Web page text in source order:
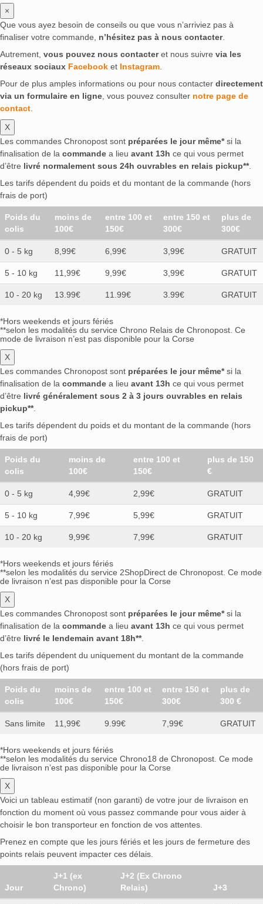
×
Que vous ayez besoin de conseils ou que vous n’arriviez pas à
finaliser votre commande, n’hésitez pas à nous contacter.
Autrement, vous pouvez nous contacteret nous suivre via les
réseaux sociaux Facebook et Instagram
Pour de plus amples informations ou pour nous contacter directement
via un formulaire en ligne , vous pouvez consulter notre page de
contact
X
Les commandes Chronopost sont préparées le jour même*si la
finalisation de la commande a lieu avant 13h ce qui vous permet
d’être livré normalement sous 24h ouvrables en relais pickup**.
Les tarifs dépendent du poids et du montant de la commande (hors
frais de port)
Poids du
colis
moins de
100€
entre 100 et
150€
entre 150 et
300€
plus de
300€
0 - 5 kg 8,99€ 6,99€ 3,99€ GRATUIT
5 - 10 kg 11,99€ 9,99€ 3,99€ GRATUIT
10 - 20 kg 13.99€ 11.99€ 3.99€ GRATUIT
*Hors weekends et jours fériés
**selon les modalités du service Chrono Relais de Chronopost. Ce
mode de livraison n’est pas disponible pour la Corse
X
Les commandes Chronopost sont préparées le jour même*si la
finalisation de la commande a lieu avant 13h ce qui vous permet
d’être livré généralement sous 2 à 3 jours ouvrables en relais
pickup**.
Les tarifs dépendent du poids et du montant de la commande (hors
frais de port)
Poids du
colis
moins de
100€
entre 100 et
150€
plus de 150
€
0 - 5 kg 4,99€ 2,99€ GRATUIT
5 - 10 kg 7,99€ 5,99€ GRATUIT
10 - 20 kg 9,99€ 7,99€ GRATUIT
*Hors weekends et jours fériés
**selon les modalités du service 2ShopDirect de Chronopost. Ce mode
de livraison n’est pas disponible pour la Corse
X
Les commandes Chronopost sont préparées le jour même*si la
finalisation de la commande a lieu avant 13h ce qui vous permet
d’être livré le lendemain avant 18h**.
Les tarifs dépendent du uniquement du montant de la commande
(hors frais de port)
Poids du
colis
moins de
100€
entre 100 et
150€
entre 150 et
300€
plus de
300 €
Sans limite 11,99€ 9.99€ 7,99€ GRATUIT
*Hors weekends et jours fériés
**selon les modalités du service Chrono18 de Chronopost. Ce mode
de livraison n’est pas disponible pour la Corse
X
Voici un tableau estimatif (non garanti) de votre jour de livraison en
fonction du moment où vous passez commande pour vous aider à
choisir le bon transporteur en fonction de vos attentes.
Prenez en compte que les jours fériés et les jours de fermeture des
points relais peuvent impacter ces délais.
Jour
J+1 (ex
Chrono)
J+2 (Ex Chrono
Relais)
J+3